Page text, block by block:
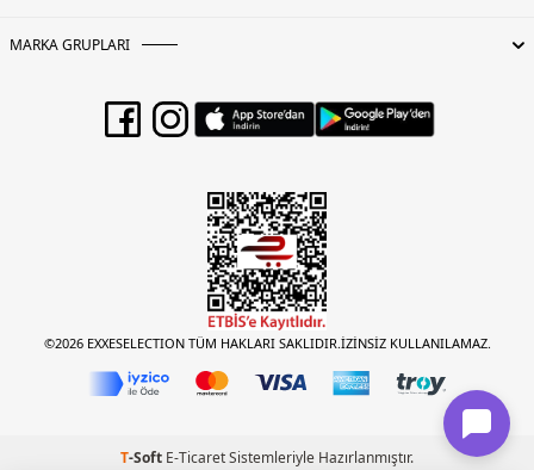
MARKA GRUPLARI
©2026 EXXESELECTION TÜM HAKLARI SAKLIDIR.İZİNSİZ KULLANILAMAZ.
T-Soft E-TicaretSistemleriyle Hazırlanmıştır.